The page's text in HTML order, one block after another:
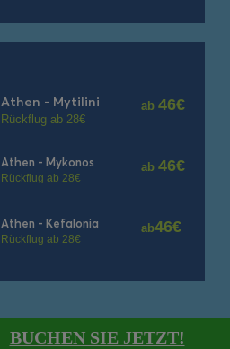
Athen - Mytilini
Rückflug ab 28€
ab 46€
Athen - Mykonos
Rückflug ab 28€
ab 46€
Athen - Kefalonia
Rückflug ab 28€
ab46€
BUCHEN SIE JETZT!